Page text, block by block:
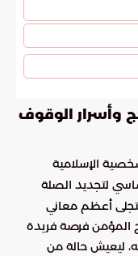
وأسرار الوقوف
الإسلامية
لتجديد الصلة
تتجلى أعظم معاني
المؤمن فرصة فريدة
ليعيش حالة من